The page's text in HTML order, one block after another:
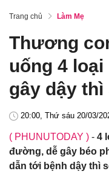
Trang chủ Làm Mẹ
Thương
uống 4
gây dậy thì
20:00, Thứ sáu 20/03/
( PHUNUTODAY ) - 4
đường, dễ gây béo
dẫn tới bệnh dậy thì